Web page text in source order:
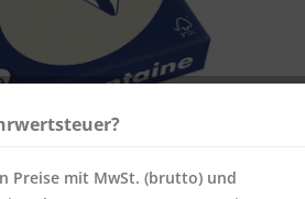
Preise mit MwSt. (brutto) und